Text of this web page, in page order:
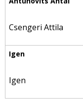
Csengeri Attila
Igen